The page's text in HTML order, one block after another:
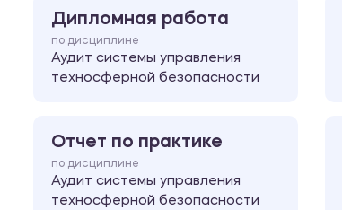
Дипломная работа
по дисциплине
Аудит системы управления
техносферной безопасности
Отчет по практике
по дисциплине
Аудит системы управления
техносферной безопасности